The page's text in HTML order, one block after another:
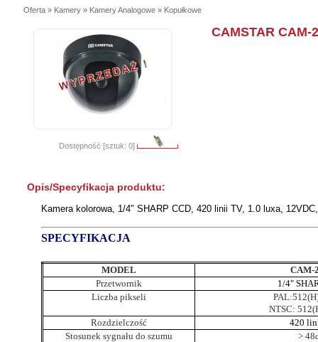
Oferta » Kamery » Kamery Analogowe » Kopułkowe
Dostępność [sztuk: 0]
CAMSTAR CAM-
Opis/Specyfikacja produktu:
Kamera kolorowa, 1/4" SHARP CCD, 420 linii TV, 1.0 luxa,
SPECYFIKACJA
MODEL
CAM-
Przetwornik
1/4"
Liczba pikseli
NTSC:
Rozdzielczość
420
Stosunek sygnału do szumu
>